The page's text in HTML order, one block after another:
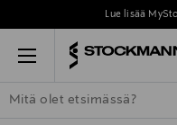
Lue lisää
Menu